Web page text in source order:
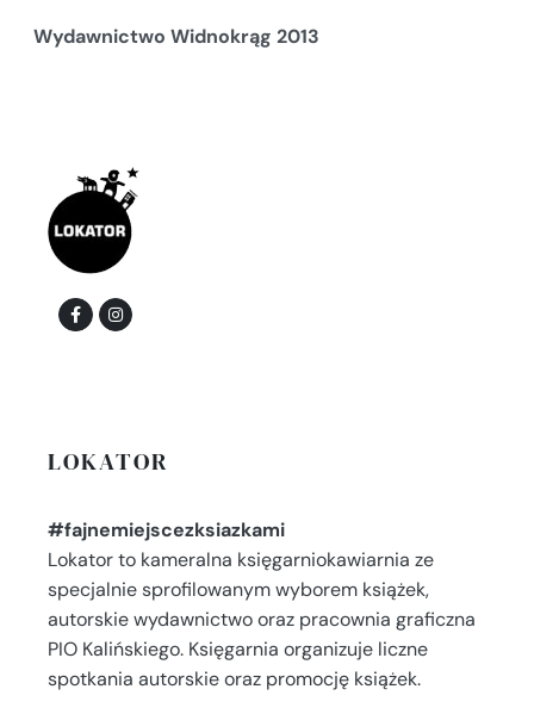
Wydawnictwo Widnokrąg 2013
LOKATOR
#fajnemiejscezksiazkami
Lokator to kameralna księgarniokawiarnia ze
specjalnie sprofilowanym wyborem książek,
autorskie wydawnictwo oraz pracownia graficzna
PIO Kalińskiego. Księgarnia organizuje liczne
spotkania autorskie oraz promocję książek.